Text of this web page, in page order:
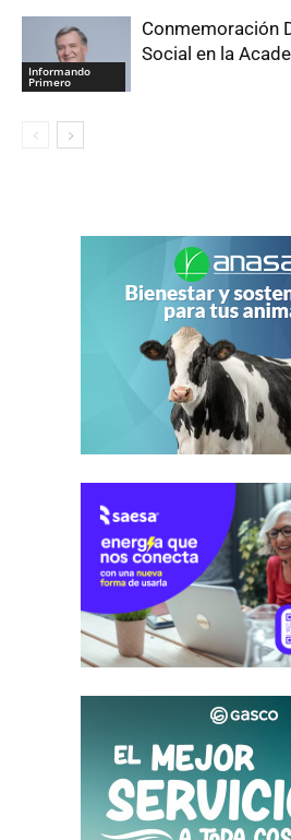
Informando
Primero
Conmemoración
Social en la